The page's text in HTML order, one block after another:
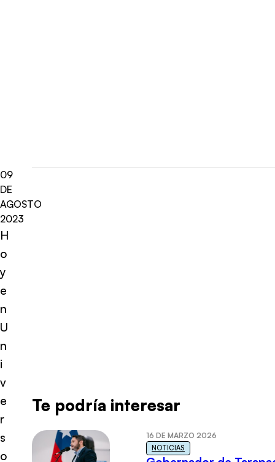
09
DE
AGOSTO
2023
H
o
y
e
n
U
n
i
v
e
r
s
o
Te podría interesar
16 DE MARZO 2026
NOTICIAS